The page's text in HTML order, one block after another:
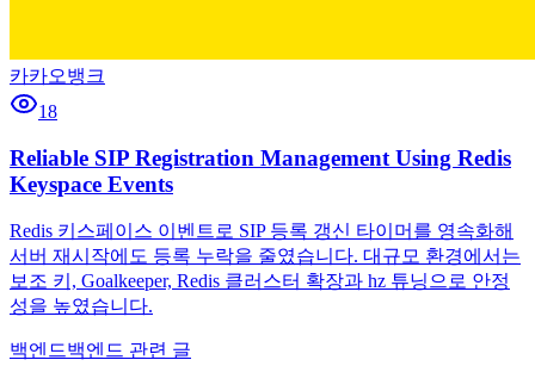
카카오뱅크
18
Reliable SIP Registration Management Using Redis
Keyspace Events
Redis 키스페이스 이벤트로 SIP 등록 갱신 타이머를 영속화해
서버 재시작에도 등록 누락을 줄였습니다. 대규모 환경에서는
보조 키, Goalkeeper, Redis 클러스터 확장과 hz 튜닝으로 안정
성을 높였습니다.
백엔드백엔드 관련 글